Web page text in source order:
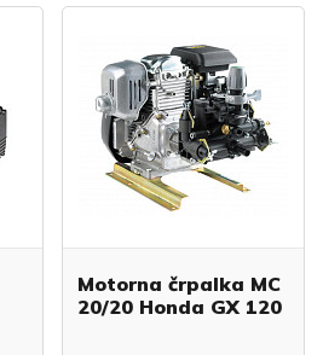
Motorna črpalka MC
20/20 Honda GX 120